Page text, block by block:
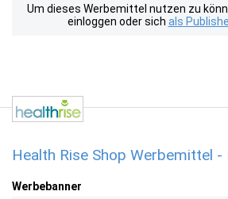
Um dieses Werbemittel nutzen zu
einloggen oder sich als
Health Rise Shop Werbemittel
Werbebanner